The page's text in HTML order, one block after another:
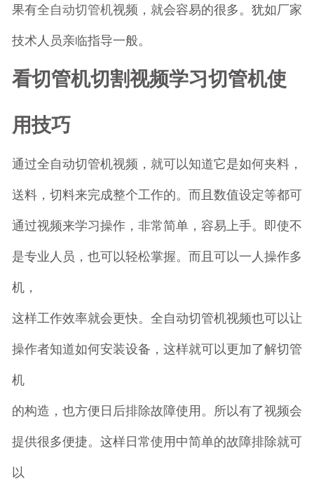
走进中思 
果有全自动切管机视频，就会容易的很多。犹如厂家
技术人员亲临指导一般。
看切管机切割视频学习切管机使
用技巧
通过全自动切管机视频，就可以知道它是如何夹料，
送料，切料来完成整个工作的。而且数值设定等都可
通过视频来学习操作，非常简单，容易上手。即使不
是专业人员，也可以轻松掌握。而且可以一人操作多
机，
这样工作效率就会更快。全自动切管机视频也可以让
操作者知道如何安装设备，这样就可以更加了解切管
机
的构造，也方便日后排除故障使用。所以有了视频会
提供很多便捷。这样日常使用中简单的故障排除就可
以